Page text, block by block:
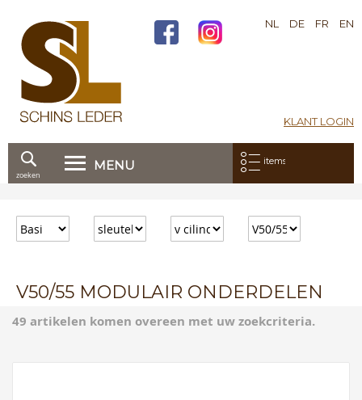
KLANT LOGIN
NL DE FR EN
MENU Mijn bestelling:
items
door
naar
zoeken
V50/55 MODULAIR ONDERDELEN
49 artikelen komen overeen met uw zoekcriteria.